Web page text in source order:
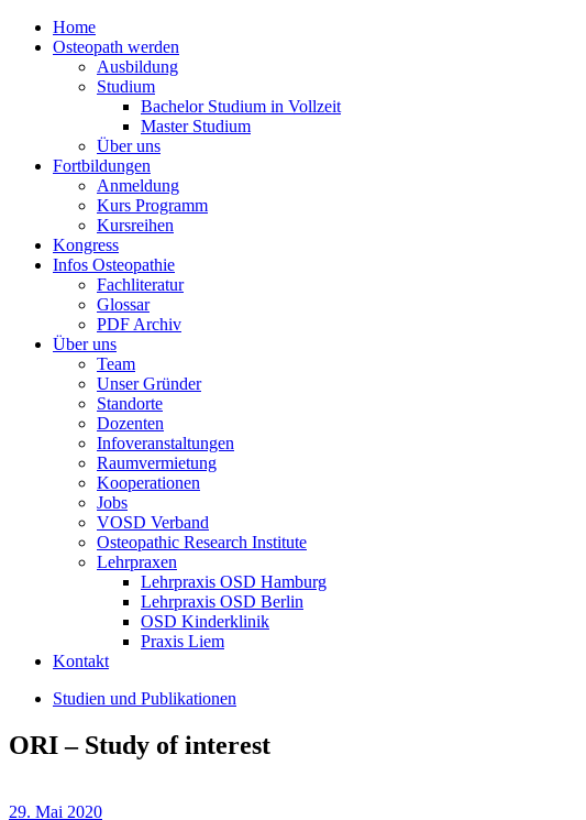
Home
Osteopath werden
Ausbildung
Studium
Bachelor Studium in Vollzeit
Master Studium
Über uns
Fortbildungen
Anmeldung
Kurs Programm
Kursreihen
Kongress
Infos Osteopathie
Fachliteratur
Glossar
PDF Archiv
Über uns
Team
Unser Gründer
Standorte
Dozenten
Infoveranstaltungen
Raumvermietung
Kooperationen
Jobs
VOSD Verband
Osteopathic Research Institute
Lehrpraxen
Lehrpraxis OSD Hamburg
Lehrpraxis OSD Berlin
OSD Kinderklinik
Praxis Liem
Kontakt
Studien und Publikationen
ORI – Study of interest
29. Mai 2020